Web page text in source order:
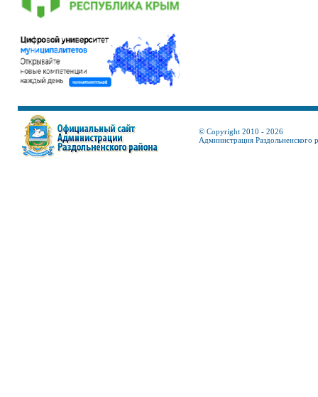
© Copyright 2010 - 2026
Администрация Раздольненского